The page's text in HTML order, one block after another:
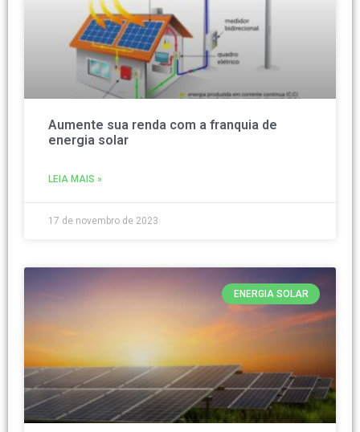
Aumente sua renda com a franquia de
energia solar
LEIA MAIS »
17 de novembro de 2023
ENERGIA SOLAR